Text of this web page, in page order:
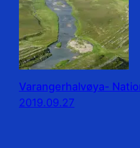
Varangerhalvøya-
2019.09.27